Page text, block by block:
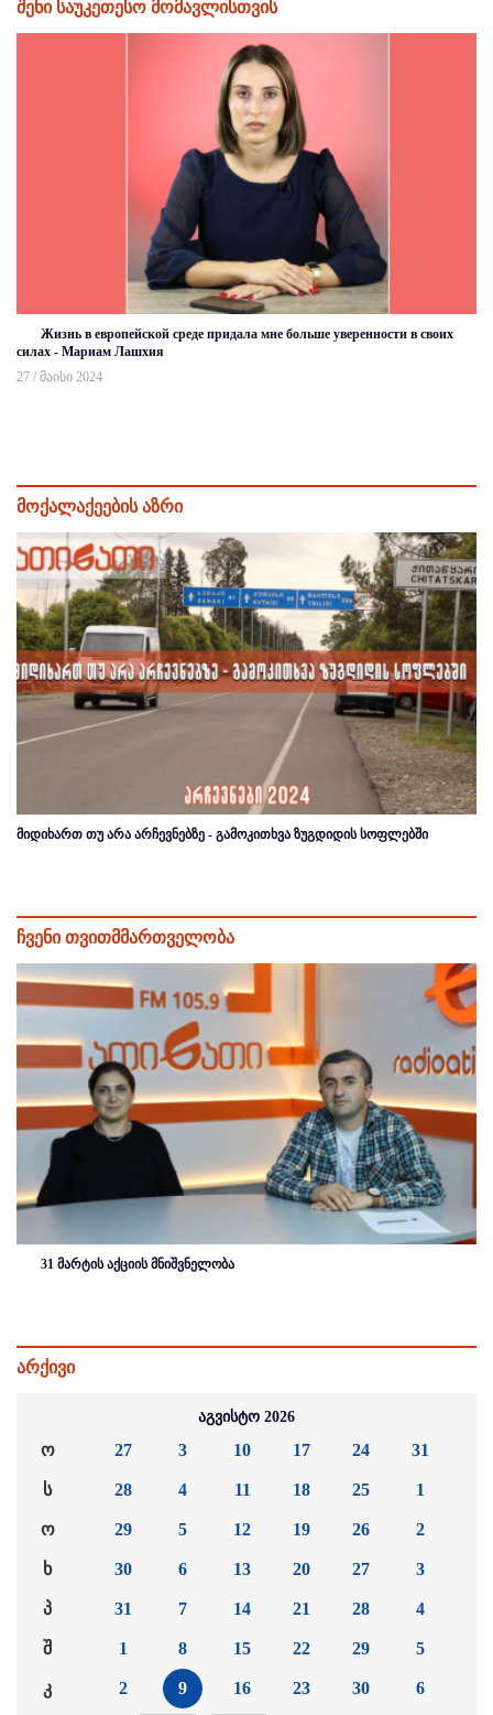
შენი საუკეთესო მომავლისთვის
Жизнь в европейской среде придала мне больше уверенности в своих
силах - Мариам Лашхия
27 / მაისი 2024
მოქალაქეების აზრი
მიდიხართ თუ არა არჩევნებზე - გამოკითხვა ზუგდიდის სოფლებში
ჩვენი თვითმმართველობა
31 მარტის აქციის მნიშვნელობა
არქივი
აგვისტო 2026
ო
ს
ო
ხ
პ
შ
კ
27
28
29
30
31
1
2
3
4
5
6
7
8
9
10
11
12
13
14
15
16
17
18
19
20
21
22
23
24
25
26
27
28
29
30
31
1
2
3
4
5
6